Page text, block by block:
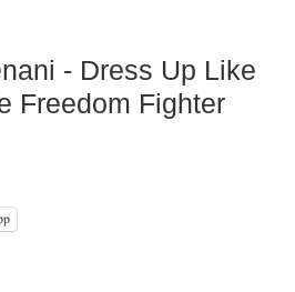
- Dress Up Like
Freedom Fighter